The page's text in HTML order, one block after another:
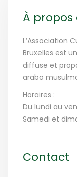
À
L’Association
Bruxelles est
diffuse et
arabo
Horaires :
Du lundi au
Samedi et
Contact